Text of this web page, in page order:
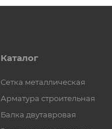
Каталог
Cетка металлическая
Арматура строительная
Балка двутавровая